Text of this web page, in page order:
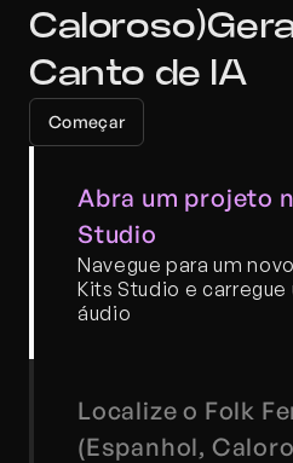
Canto de IA
Começar
Abra um projeto
Studio
Navegue para um
Kits Studio e carregue
áudio
Localize o Folk
(Espanhol,